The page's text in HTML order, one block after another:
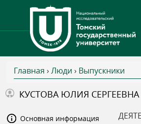
В
ы
Главная › Люди › Выпускники
КУСТОВА ЮЛИЯ СЕРГЕЕВНА
Основная информация